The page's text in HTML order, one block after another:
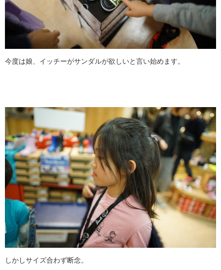
今度は娘、イッチーがサンダルが欲しいと言い始めます。
しかしサイズ合わず断念。